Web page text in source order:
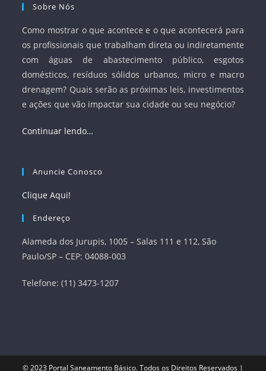
Sobre Nós
Como mostrar o que acontece e o que acontecerá para
os profissionais que trabalham direta ou indiretamente
com águas de abastecimento público, esgotos
domésticos, resíduos sólidos urbanos, micro e macro
drenagem? Quais serão as próximas leis, investimentos
e ações que vão impactar sua cidade ou seu negócio?
Continuar lendo…
Anuncie Conosco
Clique Aqui!
Endereço
Alameda dos Jurupis, 1005 – Salas 111 e 112, São
Paulo/SP – CEP: 04088-003
Telefone: (11) 3473-1207
© 2023 Portal Saneamento Básico. Todos os Direitos Reservados |